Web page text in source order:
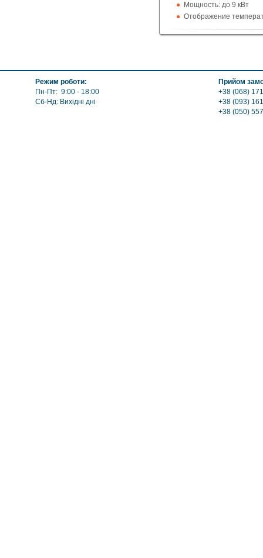
Мощность: до 9 кВт
Отображение
цельсия
Режим роботи:
Пн-Пт: 9:00 - 18:00
Сб-Нд: Вихідні дні
Прийом
+38 (068)
+38 (093)
+38 (050)